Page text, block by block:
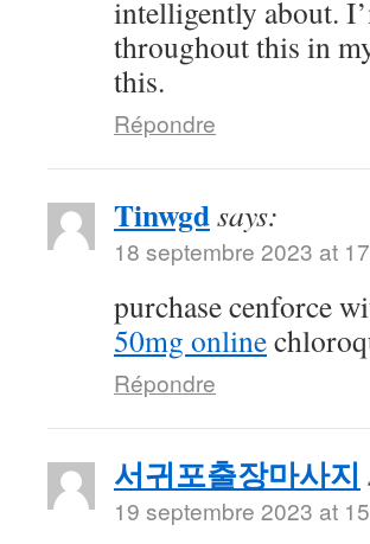
intelligently about.
throughout this in
this.
Répondre
Tinwgdsays:
18 septembre 2023 at
purchase cenforce
50mg online
Répondre
서귀포출장마사지
19 septembre 2023 at